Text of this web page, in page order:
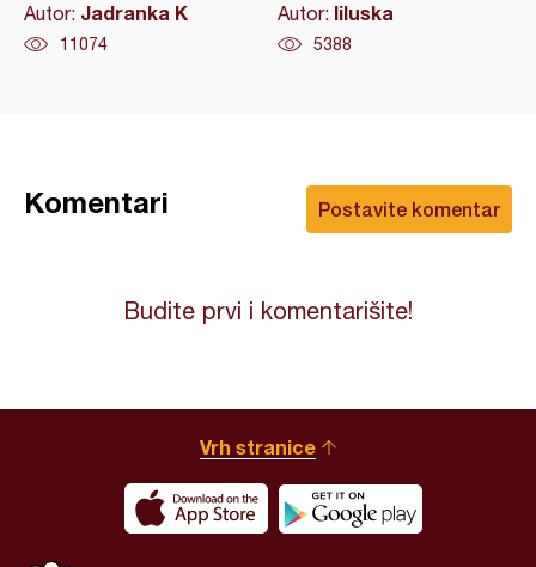
Autor: Jadranka K
11074
Autor: liluska
5388
Postavite komentar
Komentari
Budite prvi i komentarišite!
Vrh stranice